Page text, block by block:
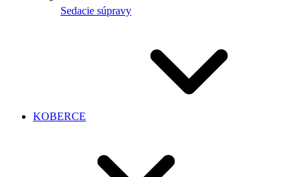
Sedacie súpravy
KOBERCE